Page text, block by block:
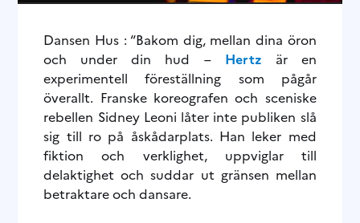
Dansen Hus : “Bakom dig, mellan dina öron
och under din hud – Hertz är en
experimentell föreställning som pågår
överallt. Franske koreografen och sceniske
rebellen Sidney Leoni låter inte publiken slå
sig till ro på åskådarplats. Han leker med
fiktion och verklighet, uppviglar till
delaktighet och suddar ut gränsen mellan
betraktare och dansare.